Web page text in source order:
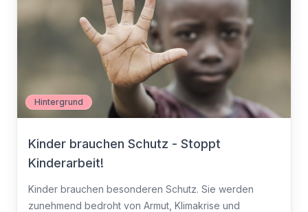
Hintergrund
Kinder brauchen Schutz - Stoppt
Kinderarbeit!
Kinder brauchen besonderen Schutz. Sie werden
zunehmend bedroht von Armut, Klimakrise und